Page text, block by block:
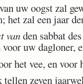
uw oogst zal
het zal een jaar
vanden sabbat
voor uw
het vee, en
zeven